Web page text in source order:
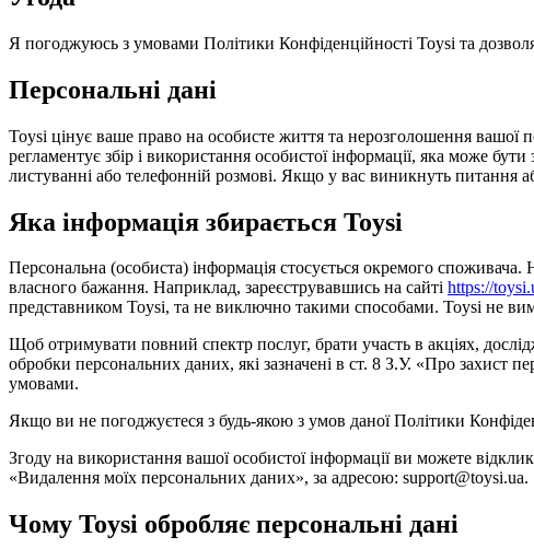
Я погоджуюсь з умовами Політики Конфіденційності Toysi та
Персональні дані
Toysi цінує ваше право на особисте життя та нерозголошення вашої
регламентує збір і використання особистої інформації, яка може
листуванні або телефонній розмові. Якщо у вас виникнуть питання
Яка інформація збирається Toysi
Персональна (особиста) інформація стосується окремого споживача.
власного бажання. Наприклад, зареєструвавшись на сайті https://
представником Toysi, та не виключно такими способами. Toysi не
Щоб отримувати повний спектр послуг, брати участь в акціях,
обробки персональних даних, які зазначені в ст. 8 З.У. «Про
умовами.
Якщо ви не погоджуєтеся з будь-якою з умов даної Політики
Згоду на використання вашої особистої інформації ви можете
«Видалення моїх персональних даних», за адресою: support@toysi.ua.
Чому Toysi обробляє персональні дані